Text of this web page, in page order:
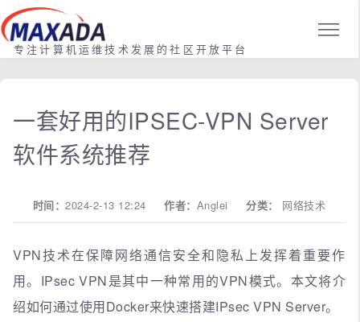
专注计算机运维技术发展的社区开放平台
一套好用的IPSEC-VPN Server
软件系统推荐
时间：2024-2-13 12:24作者： Anglei 分类： 网络技术
VPN技术在保障网络通信安全和隐私上发挥着重要作
用。IPsec VPN是其中一种常用的VPN模式。本文将介
绍如何通过使用Docker来快速搭建IPsec VPN Server。